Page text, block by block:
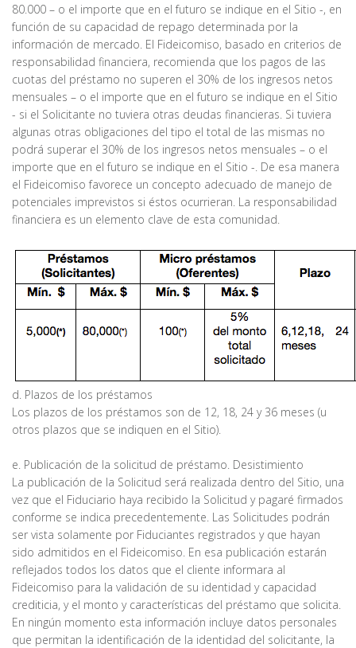
80.000 – o el importe que en el futuro se indique en el Sitio -, en
función de su capacidad de repago determinada por la
información de mercado. El Fideicomiso, basado en criterios de
responsabilidad financiera, recomienda que los pagos de las
cuotas del préstamo no superen el 30% de los ingresos netos
mensuales – o el importe que en el futuro se indique en el Sitio
- si el Solicitante no tuviera otras deudas financieras. Si tuviera
algunas otras obligaciones del tipo el total de las mismas no
podrá superar el 30% de los ingresos netos mensuales – o el
importe que en el futuro se indique en el Sitio -. De esa manera
el Fideicomiso favorece un concepto adecuado de manejo de
potenciales imprevistos si éstos ocurrieran. La responsabilidad
financiera es un elemento clave de esta comunidad.
d. Plazos de los préstamos
Los plazos de los préstamos son de 12, 18, 24 y 36 meses (u
otros plazos que se indiquen en el Sitio).
e. Publicación de la solicitud de préstamo. Desistimiento
La publicación de la Solicitud será realizada dentro del Sitio, una
vez que el Fiduciario haya recibido la Solicitud y pagaré firmados
conforme se indica precedentemente. Las Solicitudes podrán
ser vista solamente por Fiduciantes registrados y que hayan
sido admitidos en el Fideicomiso. En esa publicación estarán
reflejados todos los datos que el cliente informara al
Fideicomiso para la validación de su identidad y capacidad
crediticia, y el monto y características del préstamo que solicita.
En ningún momento esta información incluye datos personales
que permitan la identificación de la identidad del solicitante, la